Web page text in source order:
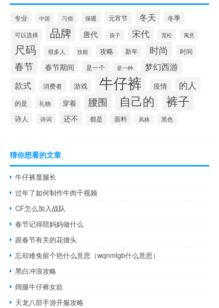
专业 中国 习俗 保暖 元宵节 冬天 冬季
可以选择 品牌 唐代 孩子 宋代 宽松 寓意
尺码 很多人 技能 攻略 新年 时尚 时间
春节 春节期间 是一个 是一种
梦幻西游
款式
消费者 游戏 牛仔裤 疫情 的人
的是 礼物 穿着 腰围 自己的 裤子
诗人 诗词 还不 都是 面料 风格 黑色
猜你想看的文章
牛仔裤显腿长
过年了如何制作牛肉干视频
CF怎么加入战队
春节记得陪妈妈做什么
跟春节有关的花馒头
忘却难免留个疤什么意思（wqnmlgb什么意思）
黑白冲浪攻略
阔腿牛仔裤女款
天龙八部手游开服攻略